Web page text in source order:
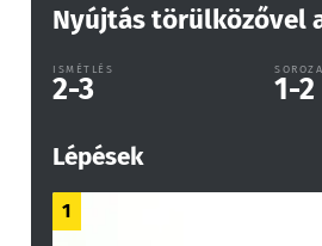
Nyújtás törülközővel
ISMÉTLÉS
2-3 1-2
Lépések
1